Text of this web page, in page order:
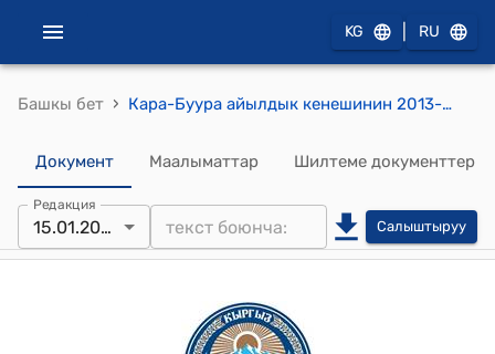
KG RU
Башкы бет › Кара-Буура айылдык кенешинин 2013-жылдын 15-январындагы № 7 "Кара-Буура айыл окмотунун аймагындагы жолбун иттерди атууга карата,ар бир атылган ит учун 200 сомдон акча каражаты Кара-Буура айыл окмотунун апаратынын ар-кандай чыгымдарынан болунуп берүү жөнүндө" токтому
Документ Маалыматтар Шилтеме документтер
Редакция
15.01.2013 Салыштыруу